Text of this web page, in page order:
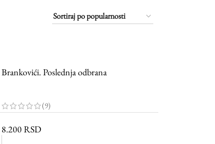
Brankovići. Poslednja odbrana
(9)
8.200RSD